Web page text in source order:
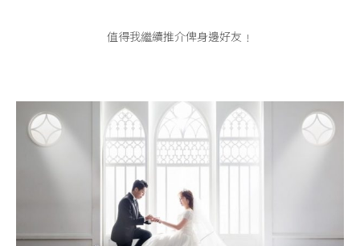
值得我繼續推介俾身邊好友﹗